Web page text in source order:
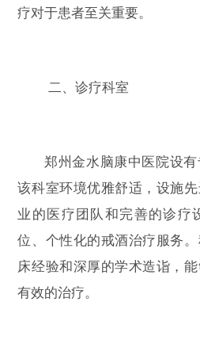
疗对于患者至关重要。
二、诊疗科室
郑州金水脑康中医院设
该科室环境优雅舒适，设施
业的医疗团队和完善的诊疗
位、个性化的戒酒治疗服务
床经验和深厚的学术造诣，能
有效的治疗。